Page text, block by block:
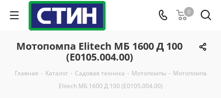
0
Мотопомпа Elitech МБ 1600 Д 100
(E0105.004.00)
Главная - Каталог - Садовая техника - Мотопомпы - Мотопомпа
Elitech МБ 1600 Д 100 (E0105.004.00)